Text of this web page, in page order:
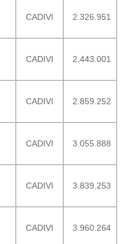
CADIVI 2.326.951
CADIVI 2.443.001
CADIVI 2.859.252
CADIVI 3.055.888
CADIVI 3.839.253
CADIVI 3.960.264